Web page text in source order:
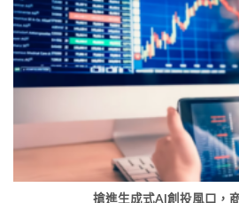
搶進生成式AI創投風口，